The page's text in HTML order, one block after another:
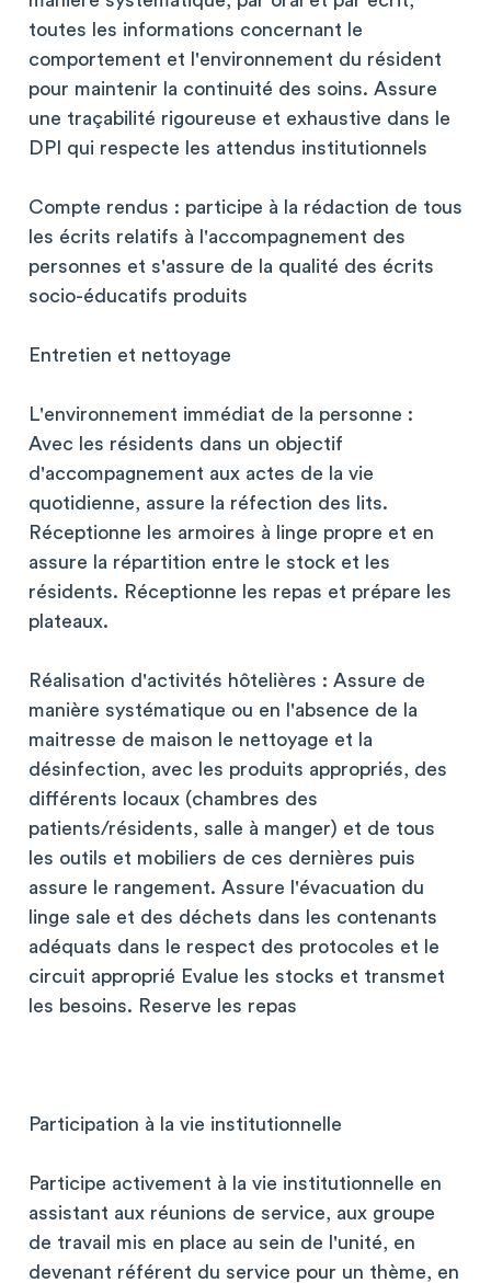
toutes les informations concernant le
comportement et l'environnement du résident
pour maintenir la continuité des soins. Assure
une traçabilité rigoureuse et exhaustive dans le
DPI qui respecte les attendus institutionnels
Compte rendus : participe à la rédaction de tous
les écrits relatifs à l'accompagnement des
personnes et s'assure de la qualité des écrits
socio-éducatifs produits
Entretien et nettoyage
L'environnement immédiat de la personne :
Avec les résidents dans un objectif
d'accompagnement aux actes de la vie
quotidienne, assure la réfection des lits.
Réceptionne les armoires à linge propre et en
assure la répartition entre le stock et les
résidents. Réceptionne les repas et prépare les
plateaux.
Réalisation d'activités hôtelières : Assure de
manière systématique ou en l'absence de la
maitresse de maison le nettoyage et la
désinfection, avec les produits appropriés, des
différents locaux (chambres des
patients/résidents, salle à manger) et de tous
les outils et mobiliers de ces dernières puis
assure le rangement. Assure l'évacuation du
linge sale et des déchets dans les contenants
adéquats dans le respect des protocoles et le
circuit approprié Evalue les stocks et transmet
les besoins. Reserve les repas
Participation à la vie institutionnelle
Participe activement à la vie institutionnelle en
assistant aux réunions de service, aux groupe
de travail mis en place au sein de l'unité, en
devenant référent du service pour un thème, en